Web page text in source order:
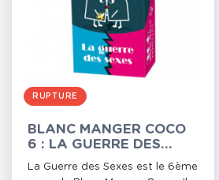
RUPTURE
BLANC MANGER COCO
6 : LA GUERRE DES
La Guerre des Sexes est le 6ème